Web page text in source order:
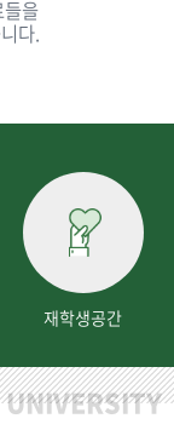
들을
다.
재학생공간